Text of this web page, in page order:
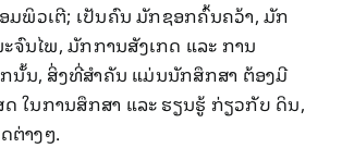
ມພິວເຕີ; ເປັນຄົນ ມັກຊອກຄົ້ນຄວ້າ, ມັກ
ຈົນໄພ, ມັກການສັງເກດ ແລະ ການ
ກນັ້ນ, ສິ່ງທີ່ສໍາຄັນ ແມ່ນນັກສຶກສາ ຕ້ອງມີ
ດ ໃນການສຶກສາ ແລະ ຮຽນຮູ້ ກ່ຽວກັບ ດິນ,
ຕ່າງໆ.